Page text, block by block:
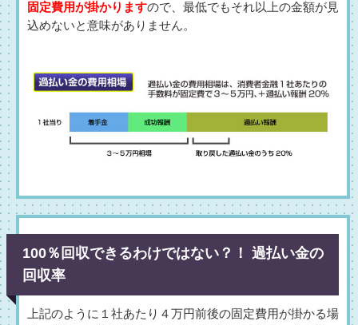
固定費用が掛かりますので、最低でもそれ以上の金額が見
込めないと意味がありません。
100％回収できるわけではない？！ 過払い金の
回収率
上記のように１社あたり４万円前後の固定費用が掛かる場